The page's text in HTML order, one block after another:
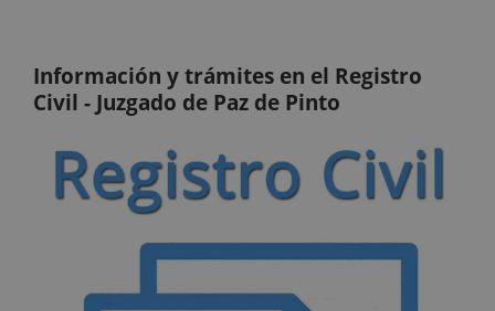
Información y trámites en el Registro
Civil - Juzgado de Paz de Pinto